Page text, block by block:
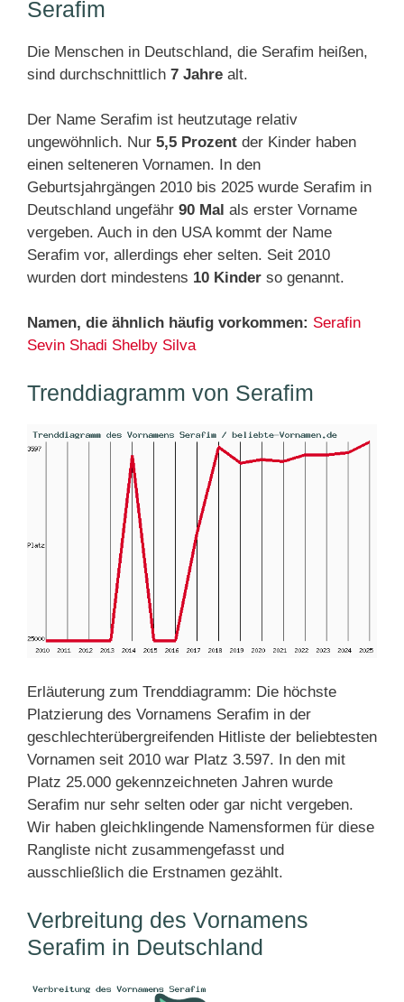
Serafim
Die Menschen in Deutschland, die Serafim heißen,
sind durchschnittlich 7 Jahre alt.
Der Name Serafim ist heutzutage relativ
ungewöhnlich. Nur 5,5 Prozent der Kinder haben
einen selteneren Vornamen. In den
Geburtsjahrgängen 2010 bis 2025 wurde Serafim in
Deutschland ungefähr 90 Mal als erster Vorname
vergeben. Auch in den USA kommt der Name
Serafim vor, allerdings eher selten. Seit 2010
wurden dort mindestens 10 Kinder so genannt.
Namen, die ähnlich häufig vorkommen: Serafin
Sevin Shadi Shelby Silva
Trenddiagramm von Serafim
Erläuterung zum Trenddiagramm: Die höchste
Platzierung des Vornamens Serafim in der
geschlechterübergreifenden Hitliste der beliebtesten
Vornamen seit 2010 war Platz 3.597. In den mit
Platz 25.000 gekennzeichneten Jahren wurde
Serafim nur sehr selten oder gar nicht vergeben.
Wir haben gleichklingende Namensformen für diese
Rangliste nicht zusammengefasst und
ausschließlich die Erstnamen gezählt.
Verbreitung des Vornamens
Serafim in Deutschland